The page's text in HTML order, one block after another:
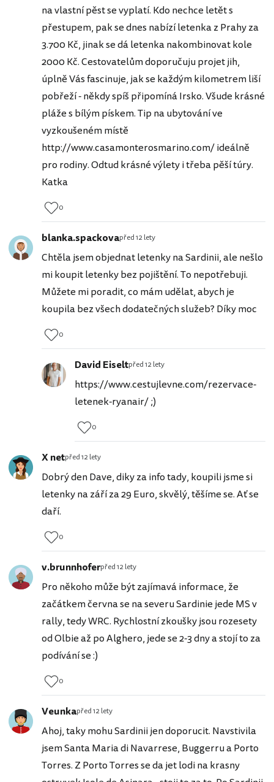
na vlastní pěst se vyplatí. Kdo nechce letět s
přestupem, pak se dnes nabízí letenka z Prahy za
3.700 Kč, jinak se dá letenka nakombinovat kole
2000 Kč. Cestovatelům doporučuju projet jih,
úplně Vás fascinuje, jak se každým kilometrem liší
pobřeží - někdy spíš připomíná Irsko. Všude krásné
pláže s bílým pískem. Tip na ubytování ve
vyzkoušeném místě
http://www.casamonterosmarino.com/ ideálně
pro rodiny. Odtud krásné výlety i třeba pěší túry.
Katka
0
blanka.spackovapřed 12 lety
Chtěla jsem objednat letenky na Sardinii, ale nešlo
mi koupit letenky bez pojištění. To nepotřebuji.
Můžete mi poradit, co mám udělat, abych je
koupila bez všech dodatečných služeb? Díky moc
0
David Eiseltpřed 12 lety
https://www.cestujlevne.com/rezervace-
letenek-ryanair/ ;)
0
X netpřed 12 lety
Dobrý den Dave, diky za info tady, koupili jsme si
letenky na září za 29 Euro, skvělý, těšíme se. Ať se
daří.
0
v.brunnhoferpřed 12 lety
Pro někoho může být zajímavá informace, že
začátkem června se na severu Sardinie jede MS v
rally, tedy WRC. Rychlostní zkoušky jsou rozesety
od Olbie až po Alghero, jede se 2-3 dny a stojí to za
podívání se :)
0
Veunkapřed 12 lety
Ahoj, taky mohu Sardinii jen doporucit. Navstivila
jsem Santa Maria di Navarrese, Buggerru a Porto
Torres. Z Porto Torres se da jet lodi na krasny